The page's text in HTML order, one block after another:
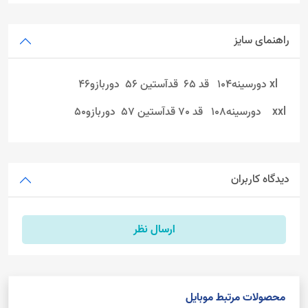
راهنمای سایز
xxl دورسینه108 قد 70 قدآستین 57 دوربازو50
دیدگاه کاربران
ارسال نظر
محصولات مرتبط موبایل